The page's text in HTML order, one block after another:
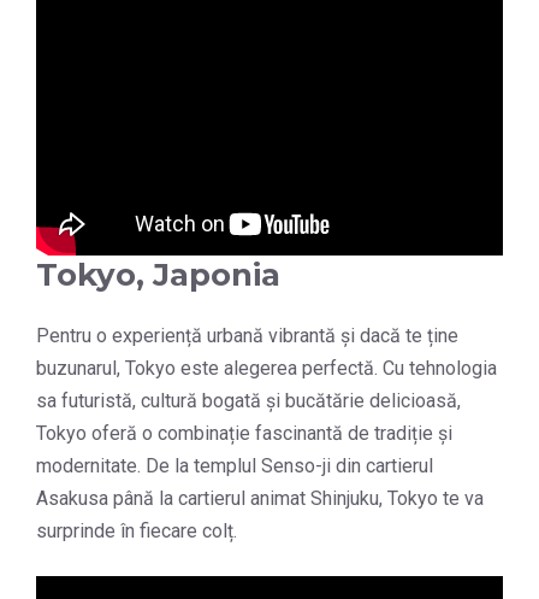
Tokyo, Japonia
Pentru o experiență urbană vibrantă și dacă te ține
buzunarul, Tokyo este alegerea perfectă. Cu tehnologia
sa futuristă, cultură bogată și bucătărie delicioasă,
Tokyo oferă o combinație fascinantă de tradiție și
modernitate. De la templul Senso-ji din cartierul
Asakusa până la cartierul animat Shinjuku, Tokyo te va
surprinde în fiecare colț.